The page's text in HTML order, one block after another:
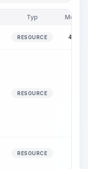
Typ Menge
RESOURCE 47.92
RESOURCE
RESOURCE